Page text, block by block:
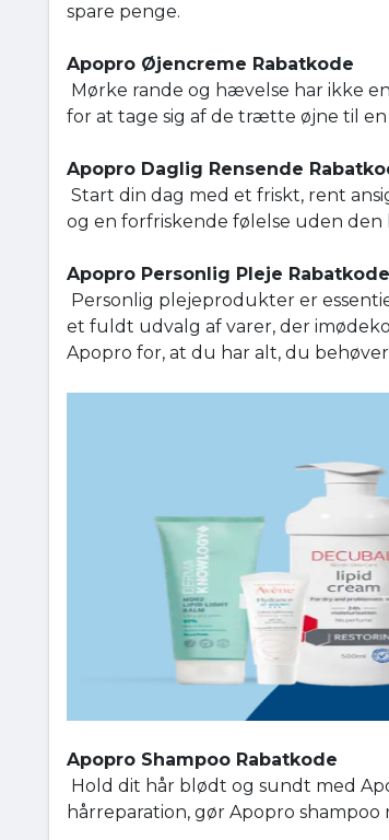
spare penge.
Apopro Øjencreme Rabatkode
Mørke rande og hævelse har ikke
for at tage sig af de trætte øjne til
Apopro Daglig Rensende
Start din dag med et friskt, rent
og en forfriskende følelse uden den
Apopro Personlig Pleje
Personlig plejeprodukter er
et fuldt udvalg af varer, der
Apopro for, at du har alt, du
Apopro Shampoo Rabatkode
Hold dit hår blødt og sundt med
hårreparation, gør Apopro